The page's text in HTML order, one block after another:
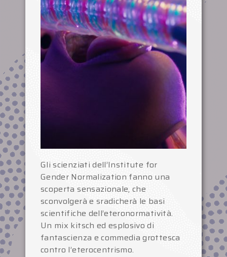
Gli scienziati dell’Institute for
Gender Normalization fanno una
scoperta sensazionale, che
sconvolgerà e sradicherà le basi
scientifiche dell’eteronormatività.
Un mix kitsch ed esplosivo di
fantascienza e commedia grottesca
contro l’eterocentrismo.